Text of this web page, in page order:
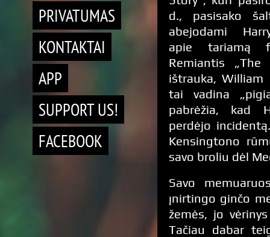
PRIVATUMAS
KONTAKTAI
APP
SUPPORT US!
FACEBOOK
d., pasisako
abejodami
apie tariamą
Remiantis „The
ištrauka,
tai vadina
pabrėžia, kad
perdėjo
Kensingtono
savo broliu dėl
Savo
įnirtingo ginčo
žemės, jo
Tačiau dabar